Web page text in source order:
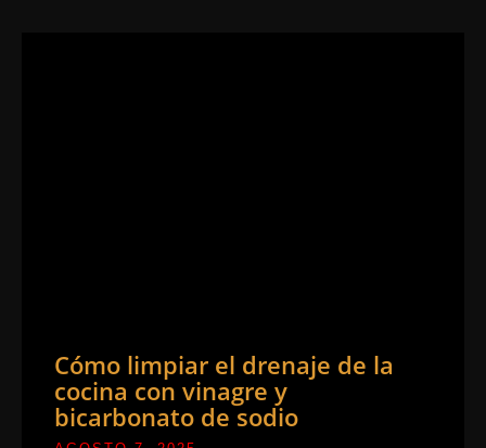
Cómo limpiar el drenaje de la
cocina con vinagre y
bicarbonato de sodio